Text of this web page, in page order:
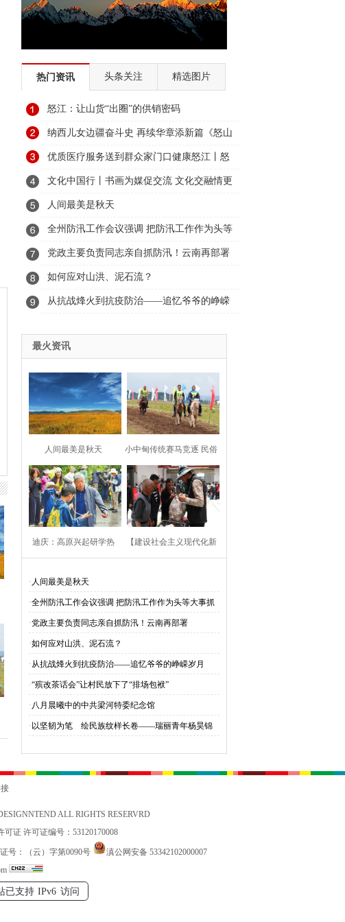
热门资讯 头条关注 精选图片
怒江：让山货“出圈”的供销密码
纳西儿女边疆奋斗史 再续华章添新篇《怒山
丽水——纳西儿女在怒江回忆录（二）》文
集赢得读者好评
优质医疗服务送到群众家门口健康怒江丨怒
江州首次开展“组团式帮扶专家体检季”活动
文化中国行丨书画为媒促交流 文化交融情更
深——云南省老干部书画协会与怒江州老干
部书画协会联合举办书画联展活动
人间最美是秋天
全州防汛工作会议强调 把防汛工作作为头等
大事抓紧抓实 确保安全度汛
党政主要负责同志亲自抓防汛！云南再部署
如何应对山洪、泥石流？
从抗战烽火到抗疫防治——追忆爷爷的峥嵘
最火资讯
人间最美是秋天 小中甸传统赛马竞逐 民俗
文旅助力乡村振兴
迪庆：高原兴起研学热 【建设社会主义现代化新
问促增收 | 香格里拉松茸
——高原山珍变成富民产
业
· 人间最美是秋天
·全州防汛工作会议强调 把防汛工作作为头等大事抓
紧抓实 确保安全度汛
·党政主要负责同志亲自抓防汛！云南再部署
·如何应对山洪、泥石流？
·从抗战烽火到抗疫防治——追忆爷爷的峥嵘岁月
·“殡改茶话会”让村民放下了“排场包袱”
·八月晨曦中的中共梁河特委纪念馆
· 以坚韧为笔 绘民族纹样长卷——瑞丽青年杨昊锦